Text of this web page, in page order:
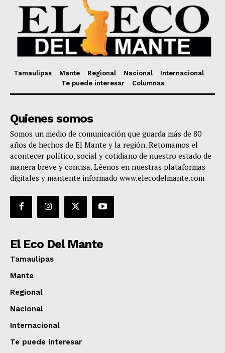
Tamaulipas Mante Regional Nacional
Internacional
Te puede interesar
Columnas
Quienes somos
Somos un medio de comunicación que guarda más de 80
años de hechos de El Mante y la región. Retomamos el
acontecer político, social y cotidiano de nuestro estado de
manera breve y concisa. Léenos en nuestras plataformas
digitales y mantente informado www.elecodelmante.com
El Eco Del Mante
Tamaulipas
Mante
Regional
Nacional
Internacional
Te puede interesar